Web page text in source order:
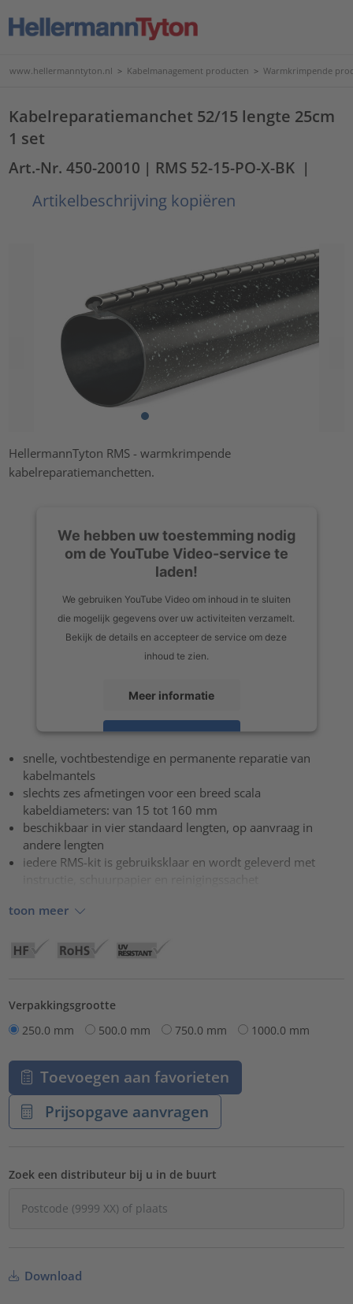
www.hellermanntyton.nl > Kabelmanagement producten > Warmkrimpende
Kabelreparatiemanchet 52/15 lengte 25cm
1 set
Art.-Nr. 450-20010 | RMS 52-15-PO-X-BK |
Artikelbeschrijving kopiëren
HellermannTyton RMS - warmkrimpende
kabelreparatiemanchetten.
We hebben uw toestemming nodig
om de YouTube Video-service te
laden!
We gebruiken YouTube Video om inhoud in te sluiten
die mogelijk gegevens over uw activiteiten verzamelt.
Bekijk de details en accepteer de service om deze
inhoud te zien.
Meer informatie
Accepteren
powered byUsercentrics Consent Management Platform
snelle, vochtbestendige en permanente reparatie van
kabelmantels
slechts zes afmetingen voor een breed scala
kabeldiameters: van 15 tot 160 mm
beschikbaar in vier standaard lengten, op aanvraag in
andere lengten
iedere RMS-kit is gebruiksklaar en wordt geleverd met
toon meer
Verpakkingsgrootte
250.0 mm
500.0 mm 750.0 mm 1000.0 mm
Toevoegen aan favorieten
Prijsopgave aanvragen
Zoek een distributeur bij u in de buurt
Download